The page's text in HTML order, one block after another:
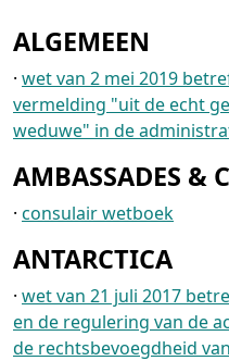
ALGEMEEN
· wet van 2 mei 2019
vermelding "uit de echt
weduwe" in de
AMBASSADES &
· consulair wetboek
ANTARCTICA
· wet van 21 juli 2017
en de regulering van de
de rechtsbevoegdheid